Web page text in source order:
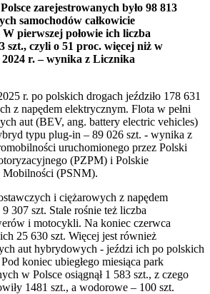
zarejestrowanych było 98 813
samochodów całkowicie
pierwszej połowie ich liczba
szt., czyli o 51 proc. więcej niż w
r. – wynika z Licznika
r. po polskich drogach jeździło 178 631
z napędem elektrycznym. Flota w pełni
aut (BEV, ang. battery electric vehicles)
typu plug-in – 89 026 szt. - wynika z
uruchomionego przez Polski
(PZPM) i Polskie
Mobilności (PSNM).
i ciężarowych z napędem
307 szt. Stale rośnie też liczba
i motocykli. Na koniec czerwca
25 630 szt. Więcej jest również
aut hybrydowych - jeździ ich po polskich
koniec ubiegłego miesiąca park
w Polsce osiągnął 1 583 szt., z czego
1481 szt., a wodorowe – 100 szt.